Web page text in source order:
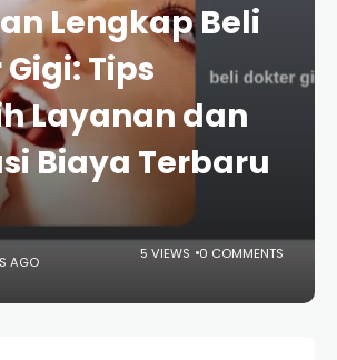
Lengkap Beli
Tips
Layanan dan
Biaya Terbaru
AGO
5 VIEWS 0 COMMENTS